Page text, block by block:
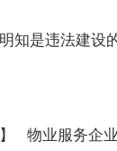
知是违法建设
物业服务企